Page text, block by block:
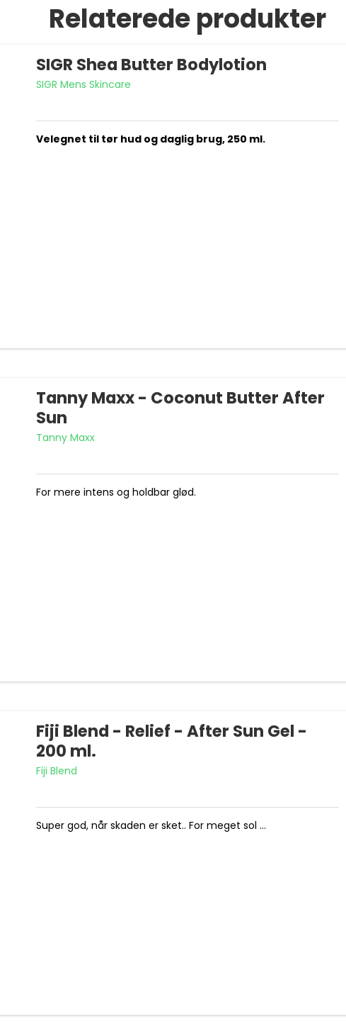
Relaterede produkter
SIGR Shea Butter Bodylotion
SIGR Mens Skincare
Velegnet til tør hud og daglig brug, 250 ml.
Tanny Maxx - Coconut Butter After
Sun
Tanny Maxx
For mere intens og holdbar glød.
Fiji Blend - Relief - After Sun Gel -
200 ml.
Fiji Blend
Super god, når skaden er sket.. For meget sol ...